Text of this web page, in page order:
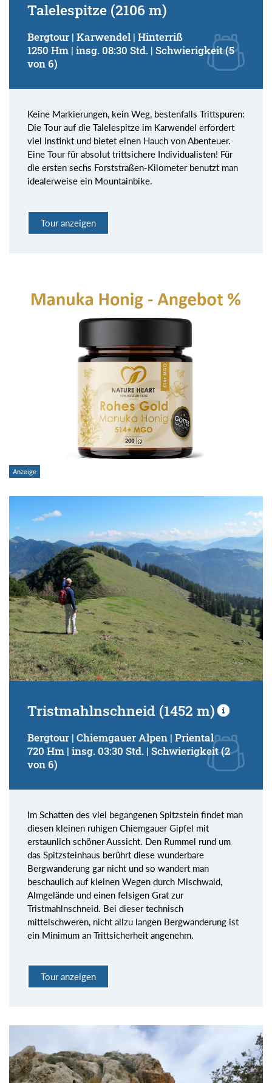
Talelespitze (2106 m)
Bergtour | Karwendel | Hinterriß
1250 Hm | insg. 08:30 Std. | Schwierigkeit (5
von 6)
Keine Markierungen, kein Weg, bestenfalls Trittspuren:
Die Tour auf die Talelespitze im Karwendel erfordert
viel Instinkt und bietet einen Hauch von Abenteuer.
Eine Tour für absolut trittsichere Individualisten! Für
die ersten sechs Forststraßen-Kilometer benutzt man
idealerweise ein Mountainbike.
Tour anzeigen
Tristmahlnschneid (1452 m)
Bergtour | Chiemgauer Alpen | Priental
720 Hm | insg. 03:30 Std. | Schwierigkeit (2
von 6)
Im Schatten des viel begangenen Spitzstein findet man
diesen kleinen ruhigen Chiemgauer Gipfel mit
erstaunlich schöner Aussicht. Den Rummel rund um
das Spitzsteinhaus berührt diese wunderbare
Bergwanderung gar nicht und so wandert man
beschaulich auf kleinen Wegen durch Mischwald,
Almgelände und einen felsigen Grat zur
Tristmahlnschneid. Bei dieser technisch
mittelschweren, nicht allzu langen Bergwanderung ist
ein Minimum an Trittsicherheit angenehm.
Tour anzeigen